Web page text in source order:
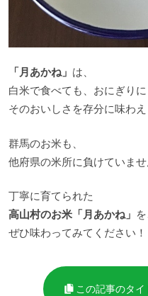
「月あかね」 は、
白米で食べても、おにぎり
そのおいしさを存分に味わえ
群馬のお米も、
他府県の米所に負けていませ
丁寧に育てられた
高山村のお米「月あかね」 を
ぜひ味わってみてください！
この記事のタイ